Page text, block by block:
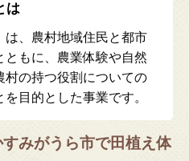
は
は、農村地域住民と都市
もに、農業体験や自然
村の持つ役割についての
目的とした事業です。
みがうら市で田植え体